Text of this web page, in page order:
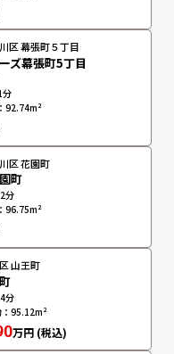
区 幕張町５丁目
ズ幕張町5丁目
分
92.74m²
区 花園町
町
分
96.75m²
山王町
分
95.12m²
万円 (税込)